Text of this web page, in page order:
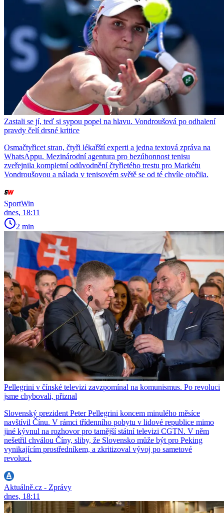
Zastali se jí, teď si sypou popel na hlavu. Vondroušová po odhalení
pravdy čelí drsné kritice
Osmačtyřicet stran, čtyři lékařští experti a jedna textová zpráva na
WhatsAppu. Mezinárodní agentura pro bezúhonnost tenisu
zveřejnila kompletní odůvodnění čtyřletého trestu pro Markétu
Vondroušovou a nálada v tenisovém světě se od té chvíle otočila.
SportWin
dnes, 18:11
2 min
Pellegrini v čínské televizi zavzpomínal na komunismus. Po revoluci
jsme chybovali, přiznal
Slovenský prezident Peter Pellegrini koncem minulého měsíce
navštívil Čínu. V rámci třídenního pobytu v lidové republice mimo
jiné kývnul na rozhovor pro tamější státní televizi CGTN. V něm
nešetřil chválou Číny, sliby, že Slovensko může být pro Peking
vynikajícím prostředníkem, a zkritizoval vývoj po sametové
revoluci.
Aktuálně.cz - Zprávy
dnes, 18:11